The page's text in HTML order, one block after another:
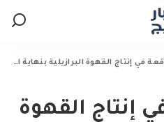
في إنتاج القهوة البرازيلية بنهاية الربع الأول في 2022
إنتاج القهوة